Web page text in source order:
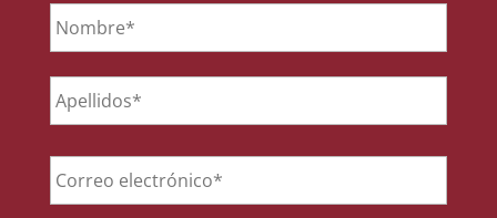
Email *